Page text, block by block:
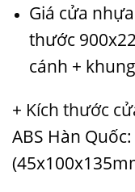
Giá cửa
thước
cánh +
+ Kích thước
ABS Hàn